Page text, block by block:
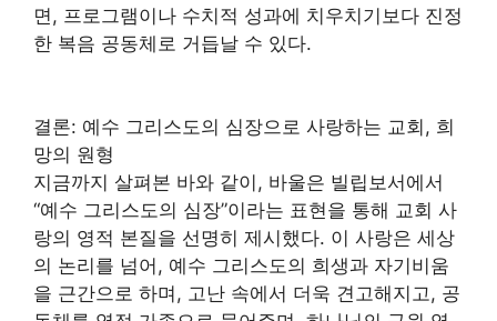
면, 프로그램이나 수치적 성과에 치우치기보다 진정
한 복음 공동체로 거듭날 수 있다.
결론: 예수 그리스도의 심장으로 사랑하는 교회, 희
망의 원형
지금까지 살펴본 바와 같이, 바울은 빌립보서에서
“예수 그리스도의 심장”이라는 표현을 통해 교회 사
랑의 영적 본질을 선명히 제시했다. 이 사랑은 세상
의 논리를 넘어, 예수 그리스도의 희생과 자기비움
을 근간으로 하며, 고난 속에서 더욱 견고해지고, 공